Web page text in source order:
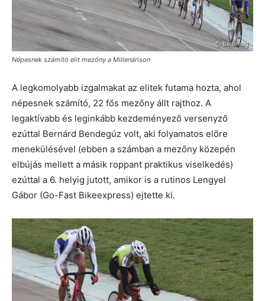
Népesnek számító elit mezőny a Millenárison
A legkomolyabb izgalmakat az elitek futama hozta, ahol
népesnek számító, 22 fős mezőny állt rajthoz. A
legaktívabb és leginkább kezdeményező versenyző
ezúttal Bernárd Bendegúz volt, aki folyamatos előre
menekülésével (ebben a számban a mezőny közepén
elbújás mellett a másik roppant praktikus viselkedés)
ezúttal a 6. helyig jutott, amikor is a rutinos Lengyel
Gábor (Go-Fast Bikeexpress) ejtette ki.